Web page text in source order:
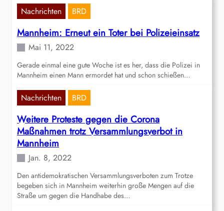
Nachrichten BRD
Mannheim: Erneut ein Toter bei Polizeieinsatz
Mai 11, 2022
Gerade einmal eine gute Woche ist es her, dass die Polizei in
Mannheim einen Mann ermordet hat und schon schießen…
Nachrichten BRD
Weitere Proteste gegen die Corona
Maßnahmen trotz Versammlungsverbot in
Mannheim
Jan. 8, 2022
Den antidemokratischen Versammlungsverboten zum Trotze
begeben sich in Mannheim weiterhin große Mengen auf die
Straße um gegen die Handhabe des…